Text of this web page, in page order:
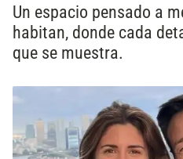
Un espacio pensado a
habitan, donde cada
que se muestra.